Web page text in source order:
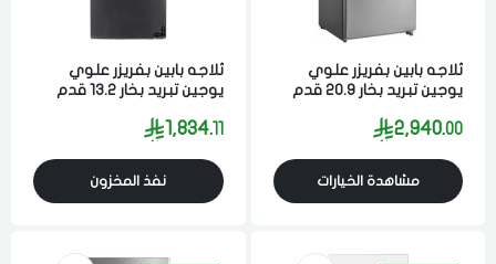
ثلاجه بابين بفريزر علوي
يوجين تبريد بخار 20.9 قدم
2,940.00
مشاهدة الخيارات
ثلاجه بابين بفريزر علوي
يوجين تبريد بخار 13.2 قدم
1,834.11
نفذ المخزون
رقم الجوال*
اختر المدينة
اختر المدينة